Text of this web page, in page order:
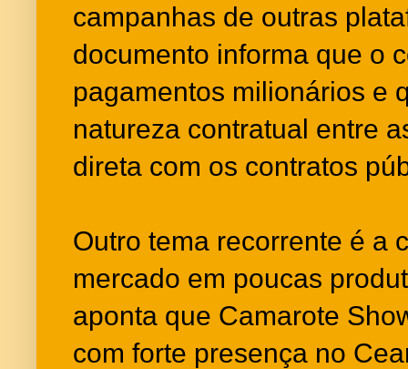
campanhas de outras
documento informa que o
pagamentos milionários e
natureza contratual entre
direta com os contratos
Outro tema recorrente é a
mercado em poucas
aponta que Camarote
com forte presença no